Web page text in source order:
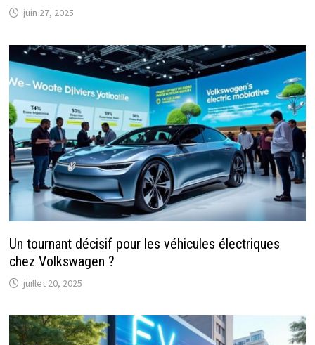
juin 27, 2025
Un tournant décisif pour les véhicules électriques
chez Volkswagen ?
juillet 20, 2025